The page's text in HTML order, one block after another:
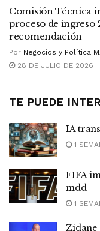
Comisión Técnica
proceso de ingreso
recomendación
Por Negocios y Política
28 DE JULIO DE 2026
TE PUEDE
IA
1
FIFA
mdd
1
Zidane